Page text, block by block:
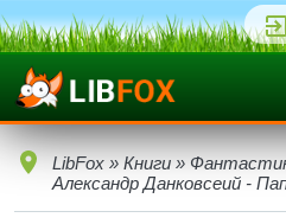
LibFox » Книги »
Александр Данковсеий -